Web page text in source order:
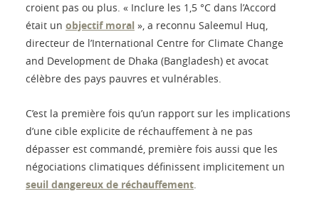
croient pas ou plus. « Inclure les 1,5 °C dans l’Accord
était un objectif moral », a reconnu Saleemul Huq,
directeur de l’International Centre for Climate Change
and Development de Dhaka (Bangladesh) et avocat
célèbre des pays pauvres et vulnérables.
C’est la première fois qu’un rapport sur les implications
d’une cible explicite de réchauffement à ne pas
dépasser est commandé, première fois aussi que les
négociations climatiques définissent implicitement un
seuil dangereux de réchauffement.